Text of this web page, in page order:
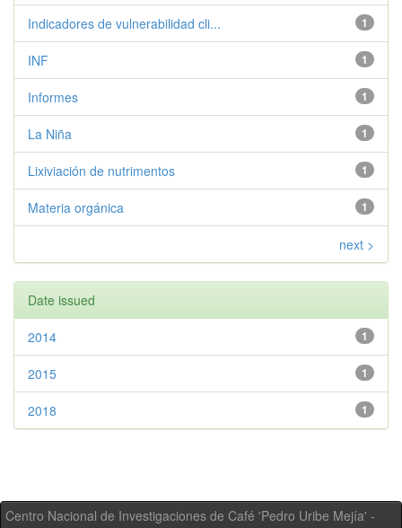
1
Indicadores de vulnerabilidad cli...
1
INF
1
Informes
1
La Niña
1
Lixiviación de nutrimentos
1
Materia orgánica
next >
Date issued
1
2014
1
2015
1
2018
Centro Nacional de Investigaciones de Café 'Pedro Uribe Mejía' -